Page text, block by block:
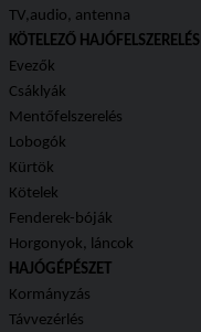
TV,audio, antenna
KÖTELEZŐ HAJÓFELSZERELÉS
Evezők
Csáklyák
Mentőfelszerelés
Lobogók
Kürtök
Kötelek
Fenderek-bóják
Horgonyok, láncok
HAJÓGÉPÉSZET
Kormányzás
Távvezérlés